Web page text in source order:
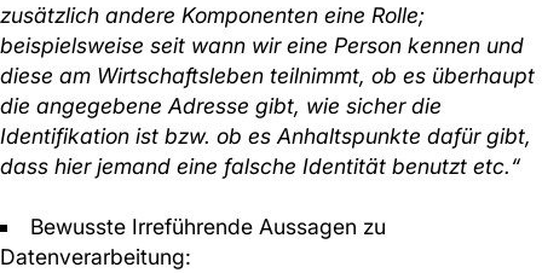
zusätzlich andere Komponenten eine Rolle;
beispielsweise seit wann wir eine Person kennen und
diese am Wirtschaftsleben teilnimmt, ob es überhaupt
die angegebene Adresse gibt, wie sicher die
Identifikation ist bzw. ob es Anhaltspunkte dafür gibt,
dass hier jemand eine falsche Identität benutzt etc.“
Bewusste Irreführende Aussagen zu
Datenverarbeitung: